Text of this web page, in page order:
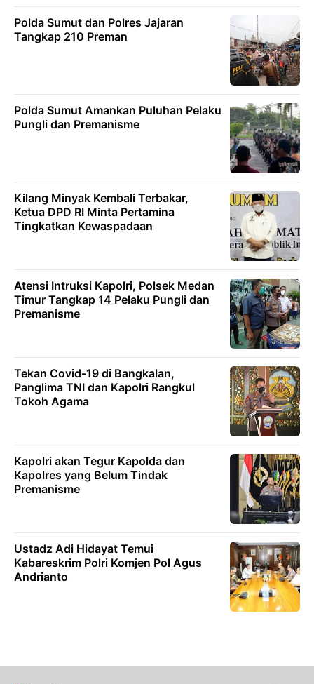
Polda Sumut dan Polres Jajaran
Tangkap 210 Preman
Polda Sumut Amankan Puluhan Pelaku
Pungli dan Premanisme
Kilang Minyak Kembali Terbakar,
Ketua DPD RI Minta Pertamina
Tingkatkan Kewaspadaan
Atensi Intruksi Kapolri, Polsek Medan
Timur Tangkap 14 Pelaku Pungli dan
Premanisme
Tekan Covid-19 di Bangkalan,
Panglima TNI dan Kapolri Rangkul
Tokoh Agama
Kapolri akan Tegur Kapolda dan
Kapolres yang Belum Tindak
Premanisme
Ustadz Adi Hidayat Temui
Kabareskrim Polri Komjen Pol Agus
Andrianto